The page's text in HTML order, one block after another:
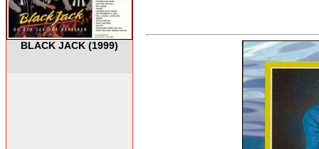
BLACK JACK (1999)